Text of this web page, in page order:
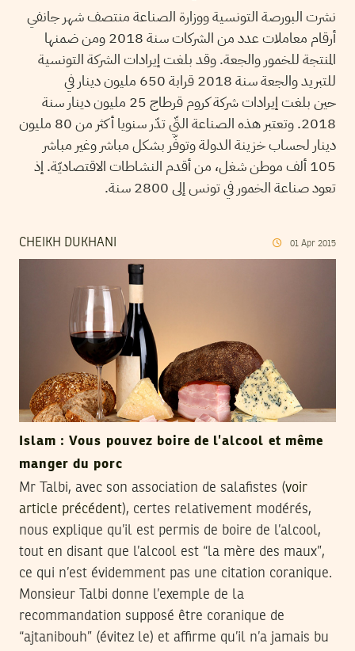
نشرت البورصة التونسية ووزارة الصناعة منتصف شهر جانفي
أرقام معاملات عدد من الشركات سنة 2018 ومن ضمنها
المنتجة للخمور والجعة. وقد بلغت إيرادات الشركة التونسية
للتبريد والجعة سنة 2018 قرابة 650 مليون دينار في
حين بلغت إيرادات شركة كروم قرطاج 25 مليون دينار سنة
2018. وتعتبر هذه الصناعة التّي تدّر سنويا أكثر من 80 مليون
دينار لحساب خزينة الدولة وتوفّر بشكل مباشر وغير مباشر
105 ألف موطن شغل، من أقدم النشاطات الاقتصاديّة. إذ
تعود صناعة الخمور في تونس إلى 2800 سنة.
CHEIKH DUKHANI 01 Apr 2015
Islam : Vous pouvez boire de l’alcool et même
manger du porc
Mr Talbi, avec son association de salafistes (voir
article précédent), certes relativement modérés,
nous explique qu’il est permis de boire de l’alcool,
tout en disant que l’alcool est “la mère des maux”,
ce qui n’est évidemment pas une citation coranique.
Monsieur Talbi donne l’exemple de la
recommandation supposé être coranique de
“ajtanibouh” (évitez le) et affirme qu’il n’a jamais bu